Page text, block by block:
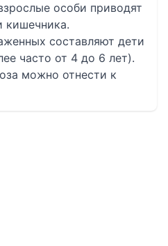
особи приводят
кишечника.
составляют дети
часто от 4 до 6 лет).
можно отнести к